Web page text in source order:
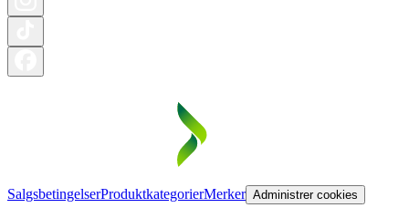
SalgsbetingelserProduktkategorierMerker Administrer cookies